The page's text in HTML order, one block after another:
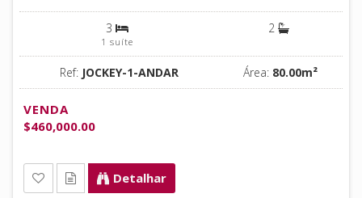
3
1 suíte
2
Ref: JOCKEY-1-ANDAR Área: 80.00m²
VENDA
$460,000.00
Detalhar